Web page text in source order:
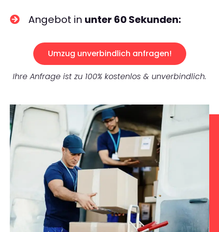
Angebot in unter 60 Sekunden:
Umzug unverbindlich anfragen!
Ihre Anfrage ist zu 100% kostenlos & unverbindlich.